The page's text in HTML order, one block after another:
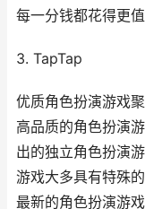
每一分钱都花得更值
3. TapTap
优质角色扮演游戏
高品质的角色扮演
出的独立角色扮演
游戏大多具有特殊
最新的角色扮演游